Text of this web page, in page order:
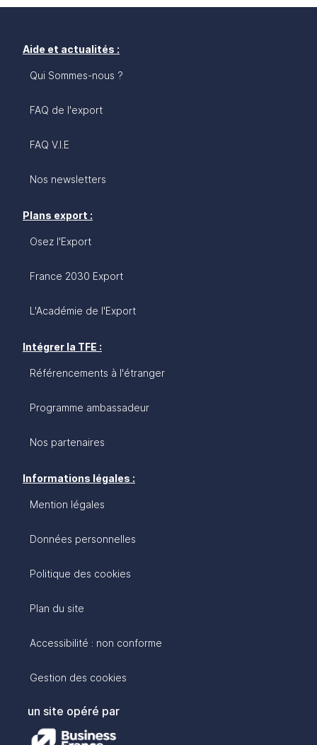
Aide et actualités :
Qui Sommes-nous ?
FAQ de l'export
FAQ V.I.E
Nos newsletters
Plans export :
Osez l'Export
France 2030 Export
L'Académie de l'Export
Intégrer la TFE :
Référencements à l'étranger
Programme ambassadeur
Nos partenaires
Informations légales :
Mention légales
Données personnelles
Politique des cookies
Plan du site
Accessibilité : non conforme
Gestion des cookies
un site opéré par